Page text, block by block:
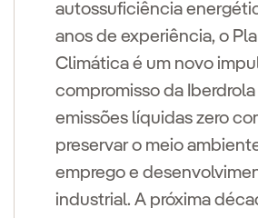
autossuficiência
anos de experiência, o
Climática é um novo
compromisso da
emissões líquidas zero
preservar o meio
emprego e
industrial. A próxima